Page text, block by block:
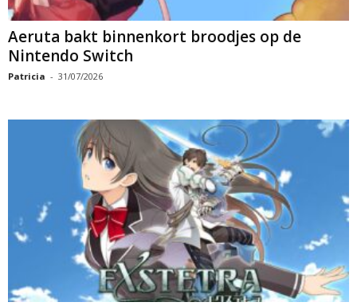
Aeruta bakt binnenkort broodjes op de
Nintendo Switch
Patricia - 31/07/2026